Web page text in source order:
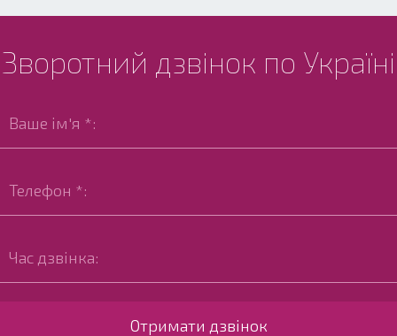
Зворотний дзвінок по Україні